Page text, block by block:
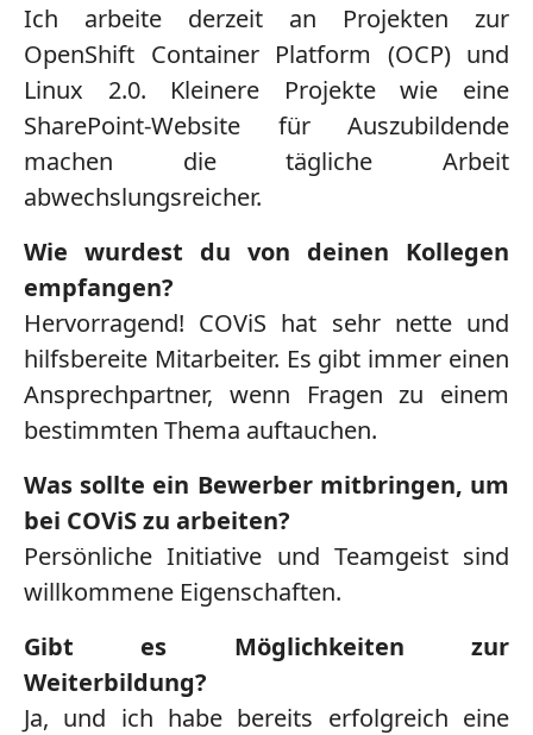
Ich arbeite derzeit an Projekten zur
OpenShift Container Platform (OCP) und
Linux 2.0. Kleinere Projekte wie eine
SharePoint-Website für Auszubildende
machen die tägliche Arbeit
abwechslungsreicher.
Wie wurdest du von deinen Kollegen
empfangen?
Hervorragend! COViS hat sehr nette und
hilfsbereite Mitarbeiter. Es gibt immer einen
Ansprechpartner, wenn Fragen zu einem
bestimmten Thema auftauchen.
Was sollte ein Bewerber mitbringen, um
bei COViS zu arbeiten?
Persönliche Initiative und Teamgeist sind
willkommene Eigenschaften.
Gibt es Möglichkeiten zur
Weiterbildung?
Ja, und ich habe bereits erfolgreich eine